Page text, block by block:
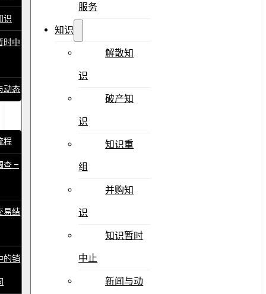
识
时中
动态
程
查 –
易结
的销
服务
知识
解散知
识
破产知
识
知识重
组
并购知
识
知识暂时
中止
新闻与动